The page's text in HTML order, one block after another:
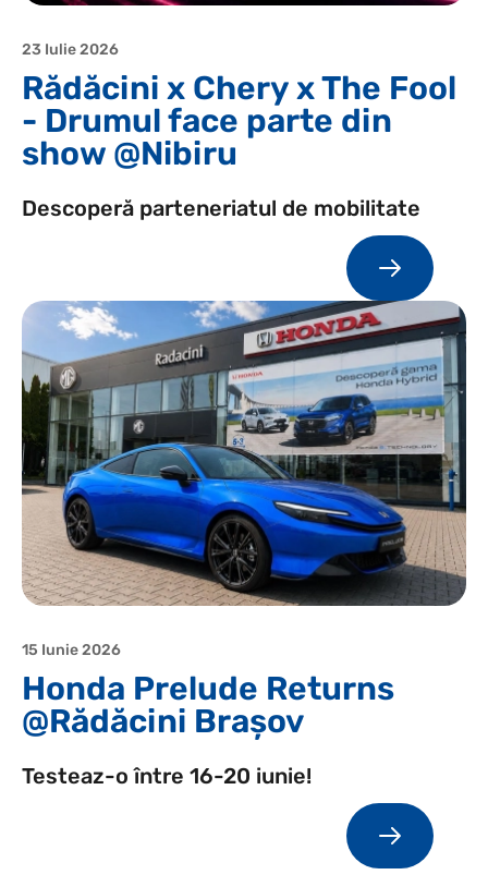
23 Iulie 2026
Rădăcini x Chery x The Fool
- Drumul face parte din
show @Nibiru
Descoperă parteneriatul de mobilitate
15 Iunie 2026
Honda Prelude Returns
@Rădăcini Brașov
Testeaz-o între 16-20 iunie!